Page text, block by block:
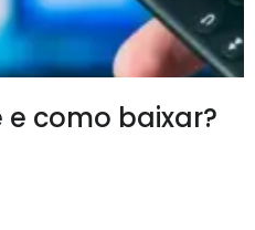
e como baixar?